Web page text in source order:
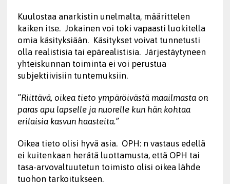
Kuulostaa anarkistin unelmalta, määrittelen
kaiken itse. Jokainen voi toki vapaasti luokitella
omia käsityksiään. Käsitykset voivat tunnetusti
olla realistisia tai epärealistisia. Järjestäytyneen
yhteiskunnan toiminta ei voi perustua
subjektiivisiin tuntemuksiin.
”Riittävä, oikea tieto ympäröivästä maailmasta on
paras apu lapselle ja nuorelle kun hän kohtaa
erilaisia kasvun haasteita.”
Oikea tieto olisi hyvä asia. OPH: n vastaus edellä
ei kuitenkaan herätä luottamusta, että OPH tai
tasa-arvovaltuutetun toimisto olisi oikea lähde
tuohon tarkoitukseen.